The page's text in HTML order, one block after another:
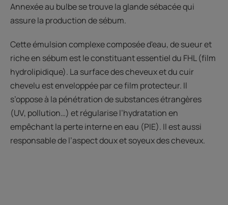
Annexée au bulbe se trouve la glande sébacée qui
assure la production de sébum.
Cette émulsion complexe composée d'eau, de sueur et
riche en sébum est le constituant essentiel du FHL (film
hydrolipidique). La surface des cheveux et du cuir
chevelu est enveloppée par ce film protecteur. Il
s’oppose à la pénétration de substances étrangères
(UV, pollution…) et régularise l’hydratation en
empêchant la perte interne en eau (PIE). Il est aussi
responsable de l’aspect doux et soyeux des cheveux.